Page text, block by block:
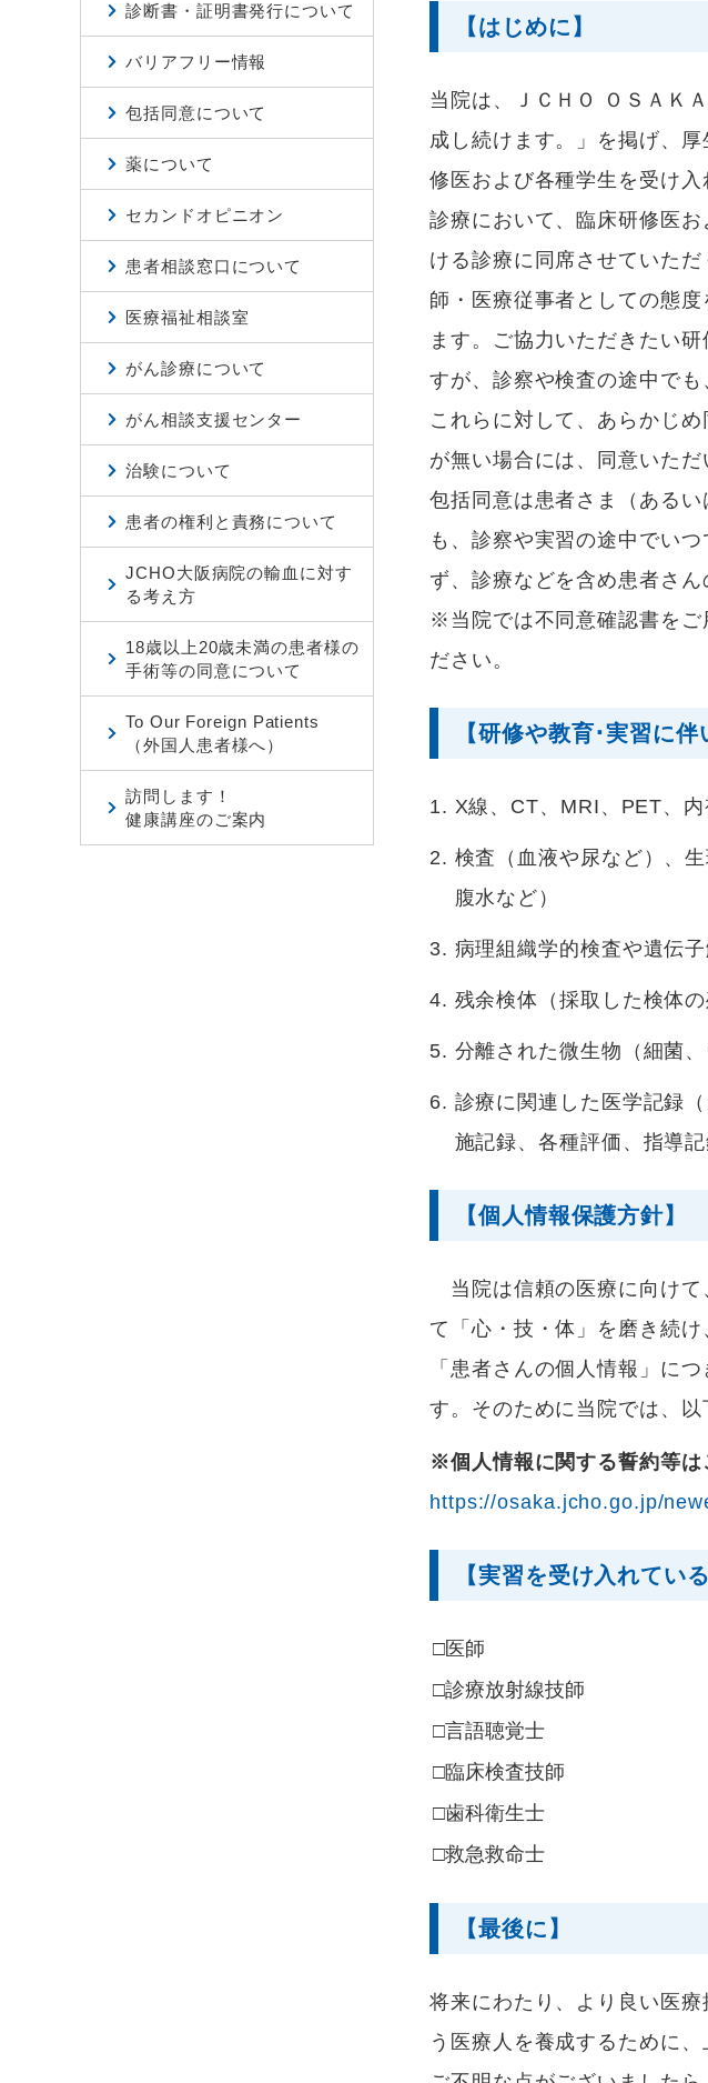
【はじめに】
当院は、ＪＣＨＯ ＯＳＡＫ
成し続けます。」を掲げ、
修医および各種学生を受け入
診療において、臨床研修医
ける診療に同席させていた
師・医療従事者としての態
ます。ご協力いただきたい
すが、診察や検査の途中で
これらに対して、あらかじ
が無い場合には、同意いただ
包括同意は患者さま（ある
も、診察や実習の途中でい
ず、診療などを含め患者さん
※当院では不同意確認書をご
ださい。
【研修や教育･実習に
X線、CT、MRI、PET、
検査（血液や尿など）、
腹水など）
病理組織学的検査や遺伝
残余検体（採取した検体の
分離された微生物（細菌、
診療に関連した医学記録
施記録、各種評価、指導
【個人情報保護方針】
当院は信頼の医療に向けて
て「心・技・体」を磨き続け
「患者さんの個人情報」に
す。そのために当院では、
※個人情報に関する誓約等は
https://osaka.jcho.go.jp/
【実習を受け入れてい
□医師
□診療放射線技師
□言語聴覚士
□臨床検査技師
□歯科衛生士
□救急救命士
【最後に】
将来にわたり、より良い医
う医療人を養成するために
診断書・証明書発行について
バリアフリー情報
包括同意について
薬について
セカンドオピニオン
患者相談窓口について
医療福祉相談室
がん診療について
がん相談支援センター
治験について
患者の権利と責務について
JCHO大阪病院の輸血に対す
る考え方
18歳以上20歳未満の患者様の
手術等の同意について
To Our Foreign Patients
（外国人患者様へ）
訪問します！
健康講座のご案内